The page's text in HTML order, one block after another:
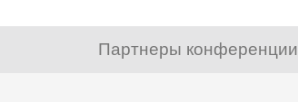
Партнеры конференции